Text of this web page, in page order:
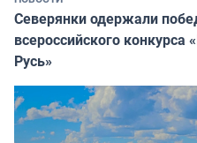
Северянки одержали
всероссийского
Русь»